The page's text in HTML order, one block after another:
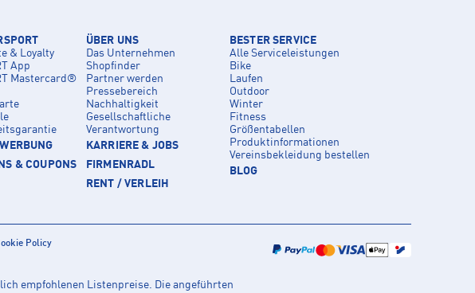
& Loyalty
App
Mastercard®
& COUPONS
ÜBER UNS
Das Unternehmen
Shopfinder
Partner werden
Pressebereich
Nachhaltigkeit
Gesellschaftliche
Verantwortung
KARRIERE & JOBS
FIRMENRADL
RENT / VERLEIH
BESTER SERVICE
Alle Serviceleistungen
Bike
Laufen
Outdoor
Winter
Fitness
Größentabellen
Produktinformationen
Vereinsbekleidung bestellen
BLOG
Policy
empfohlenen Listenpreise. Die angeführten